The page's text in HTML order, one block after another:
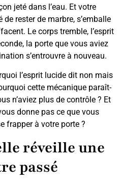
jeté dans l’eau. Et votre
rester de marbre, s’emballe
Le corps tremble, l’esprit
la porte que vous aviez
s’entrouvre à nouveau.
l’esprit lucide dit non mais
cette mécanique paraît-
n’aviez plus de contrôle ? Et
donne pas ce que vous
frapper à votre porte ?
réveille une
passé